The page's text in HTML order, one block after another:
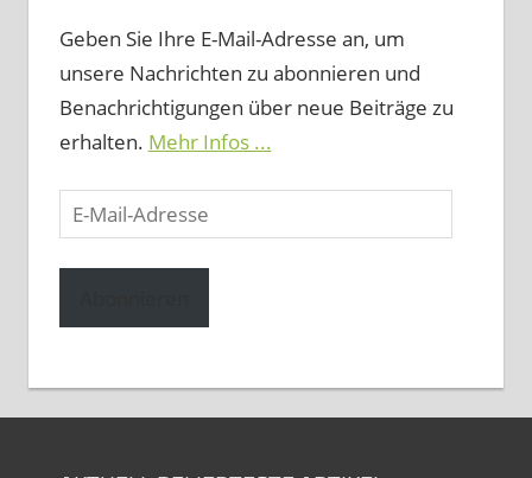
Geben Sie Ihre E-Mail-Adresse an, um
unsere Nachrichten zu abonnieren und
Benachrichtigungen über neue Beiträge zu
erhalten. Mehr Infos ...
E-
Mail-
Adresse